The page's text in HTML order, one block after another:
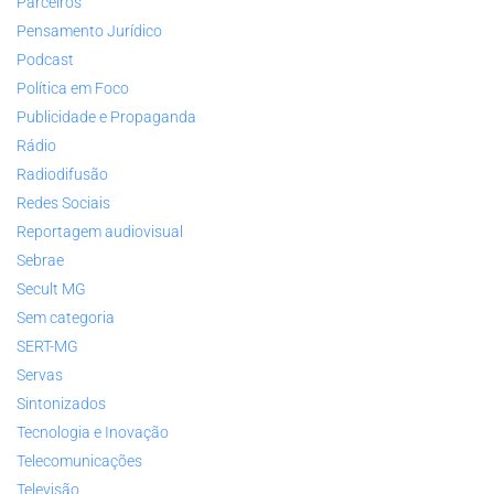
Pensamento Jurídico
Podcast
Política em Foco
Publicidade e Propaganda
Rádio
Radiodifusão
Redes Sociais
Reportagem audiovisual
Sebrae
Secult MG
Sem categoria
SERT-MG
Servas
Sintonizados
Tecnologia e Inovação
Telecomunicações
Televisão